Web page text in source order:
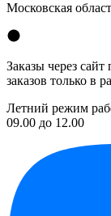
Московская
Заказы через
заказов только в
Летний режим
09.00 до 12.00